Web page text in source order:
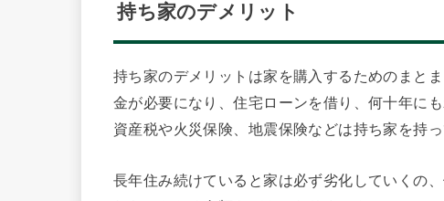
持ち家のデメリット
持ち家のデメリットは家を購入するためのまと
金が必要になり、住宅ローンを借り、何十年に
資産税や火災保険、地震保険などは持ち家を持
長年住み続けていると家は必ず劣化していくの